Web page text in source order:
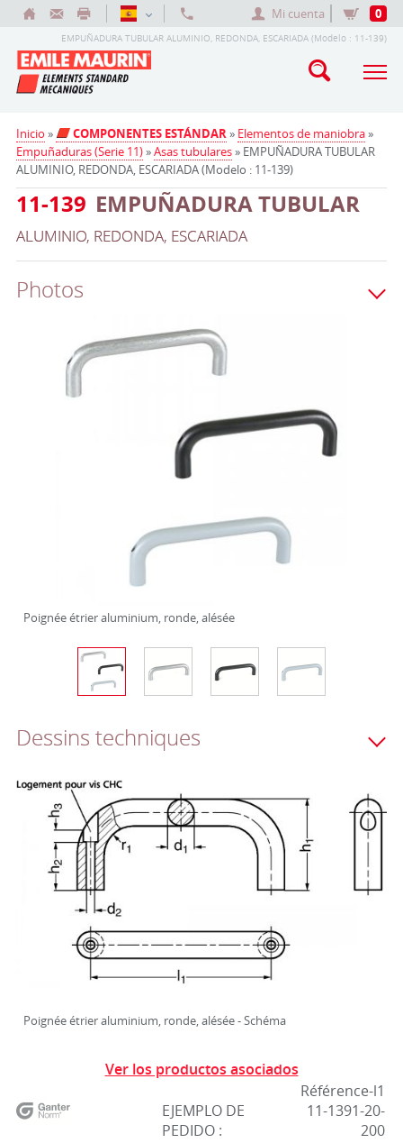
Mi cuenta 0
EMPUÑADURA TUBULAR ALUMINIO, REDONDA, ESCARIADA (Modelo : 11-139)
Inicio » COMPONENTES ESTÁNDAR» Elementos de maniobra»
Empuñaduras (Serie 11)»Asas tubulares» EMPUÑADURA TUBULAR
ALUMINIO, REDONDA, ESCARIADA (Modelo : 11-139)
11-139 EMPUÑADURA TUBULAR
ALUMINIO, REDONDA, ESCARIADA
Photos
Poignée étrier aluminium, ronde, alésée
Dessins techniques
Poignée étrier aluminium, ronde, alésée - Schéma
Ver los productos asociados
EJEMPLO DE
PEDIDO :
Référence-l1
11-1391-20-
200